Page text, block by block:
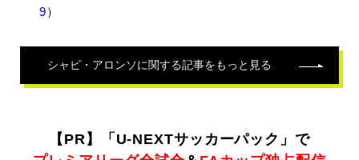
9）
シャビ・アロンソに関する記事をもっと見る
【PR】「U-NEXTサッカーパック」で